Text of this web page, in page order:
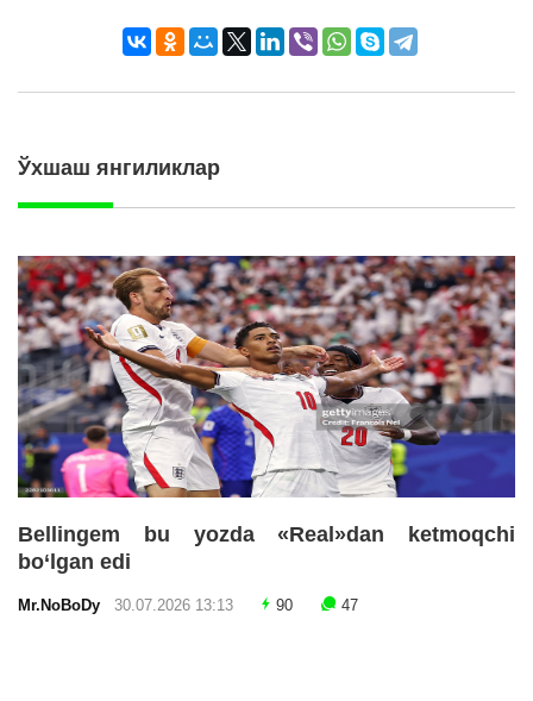
Ўхшаш янгиликлар
Bellingem bu yozda «Real»dan ketmoqchi
bo‘lgan edi
Mr.NoBoDy 30.07.2026 13:13 90 47